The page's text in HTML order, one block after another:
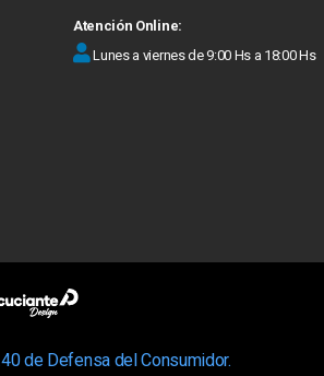
Atención Online:
Lunes a viernes de 9:00 Hs a 18:00 Hs
de Defensa del Consumidor.